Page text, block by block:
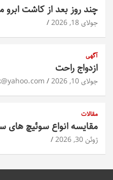
چند روز بعد از کاشت
جولای 18, 2026
آگهی
ازدواج راحت
جولای 10, 2026
مقالات
مقایسه انواع سوئیچ های
ژوئن 30, 2026